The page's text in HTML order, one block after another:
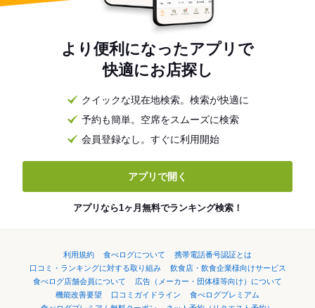
より便利になったアプリで
快適にお店探し
クイックな現在地検索。検索が快適に
予約も簡単。空席をスムーズに検索
会員登録なし。すぐに利用開始
アプリで開く
アプリなら1ヶ月無料でランキング検索！
利用規約 食べログについて
携帯電話番号認証とは
口コミ・ランキングに対する取り組み
飲食店・飲食企業様向けサービス
食べログ店舗会員について
広告（メーカー・団体様等向け）について
機能改善要望
口コミガイドライン
食べログプレミアム